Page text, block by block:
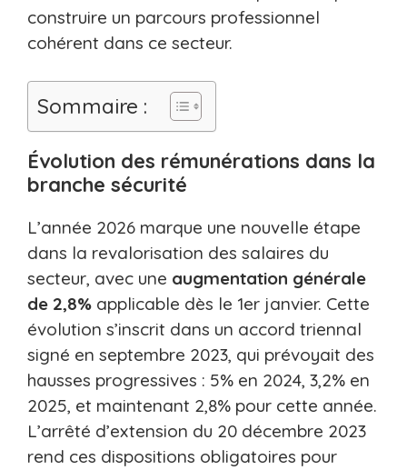
construire un parcours professionnel
cohérent dans ce secteur.
Sommaire :
Évolution des rémunérations dans la
branche sécurité
L’année 2026 marque une nouvelle étape
dans la revalorisation des salaires du
secteur, avec une augmentation générale
de 2,8% applicable dès le 1er janvier. Cette
évolution s’inscrit dans un accord triennal
signé en septembre 2023, qui prévoyait des
hausses progressives : 5% en 2024, 3,2% en
2025, et maintenant 2,8% pour cette année.
L’arrêté d’extension du 20 décembre 2023
rend ces dispositions obligatoires pour